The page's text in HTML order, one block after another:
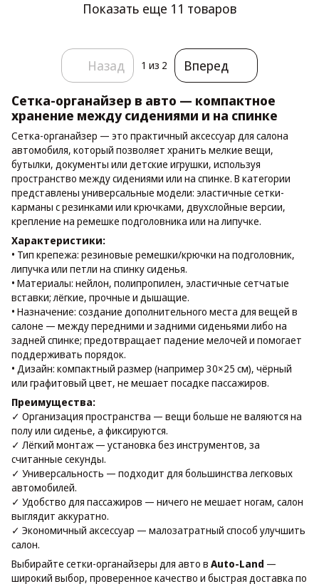
Показать еще 11 товаров
Назад 1 из 2 Вперед
Сетка-органайзер в авто — компактное
хранение между сидениями и на спинке
Сетка-органайзер — это практичный аксессуар для салона
автомобиля, который позволяет хранить мелкие вещи,
бутылки, документы или детские игрушки, используя
пространство между сидениями или на спинке. В категории
представлены универсальные модели: эластичные сетки-
карманы с резинками или крючками, двухслойные версии,
крепление на ремешке подголовника или на липучке.
Характеристики:
• Тип крепежа: резиновые ремешки/крючки на подголовник,
липучка или петли на спинку сиденья.
• Материалы: нейлон, полипропилен, эластичные сетчатые
вставки; лёгкие, прочные и дышащие.
• Назначение: создание дополнительного места для вещей в
салоне — между передними и задними сиденьями либо на
задней спинке; предотвращает падение мелочей и помогает
поддерживать порядок.
• Дизайн: компактный размер (например 30×25 см), чёрный
или графитовый цвет, не мешает посадке пассажиров.
Преимущества:
✓ Организация пространства — вещи больше не валяются на
полу или сиденье, а фиксируются.
✓ Лёгкий монтаж — установка без инструментов, за
считанные секунды.
✓ Универсальность — подходит для большинства легковых
автомобилей.
✓ Удобство для пассажиров — ничего не мешает ногам, салон
выглядит аккуратно.
✓ Экономичный аксессуар — малозатратный способ улучшить
салон.
Выбирайте сетки-органайзеры для авто в Auto-Land —
широкий выбор, проверенное качество и быстрая доставка по